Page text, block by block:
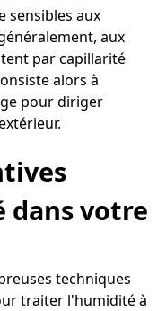
sensibles aux
aux
par capillarité
alors à
pour diriger
votre
techniques
traiter l'humidité à